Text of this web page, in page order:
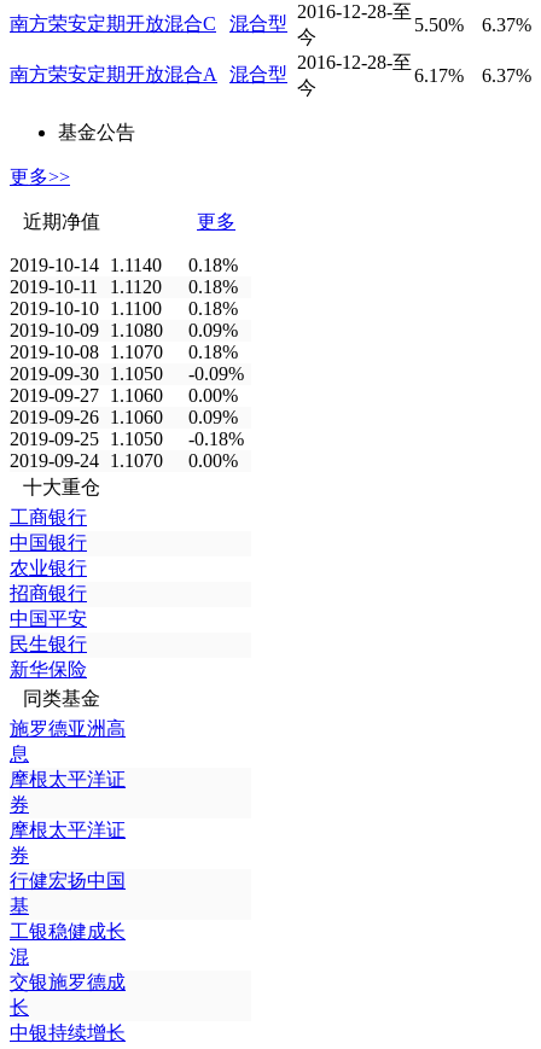
南方荣安定期开放混合C 混合型
2016-12-28-至
今
5.50% 6.37%
南方荣安定期开放混合A 混合型
2016-12-28-至
今
6.17% 6.37%
基金公告
更多>>
近期净值 更多
2019-10-14 1.1140
0.18%
2019-10-11
1.1120
0.18%
2019-10-10 1.1100
0.18%
2019-10-09 1.1080
0.09%
2019-10-08 1.1070
0.18%
2019-09-30 1.1050
-0.09%
2019-09-27 1.1060
0.00%
2019-09-26 1.1060
0.09%
2019-09-25 1.1050
-0.18%
2019-09-24 1.1070
0.00%
十大重仓
工商银行
中国银行
农业银行
招商银行
中国平安
民生银行
新华保险
同类基金
施罗德亚洲高
息
摩根太平洋证
券
摩根太平洋证
券
行健宏扬中国
基
工银稳健成长
混
交银施罗德成
长
中银持续增长